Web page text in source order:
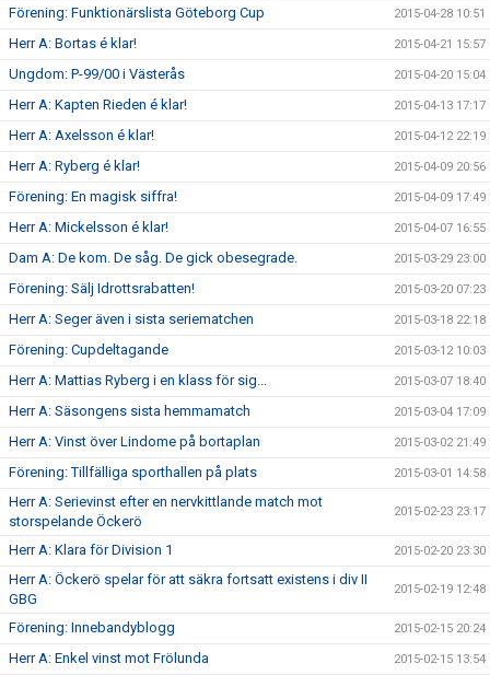
Förening: Funktionärslista Göteborg Cup 2015-04-28 10:51
Herr A: Bortas é klar! 2015-04-21 15:57
Ungdom: P-99/00 i Västerås 2015-04-20 15:04
Herr A: Kapten Rieden é klar! 2015-04-13 17:17
Herr A: Axelsson é klar! 2015-04-12 22:19
Herr A: Ryberg é klar! 2015-04-09 20:56
Förening: En magisk siffra! 2015-04-09 17:49
Herr A: Mickelsson é klar! 2015-04-07 16:55
Dam A: De kom. De såg. De gick obesegrade. 2015-03-29 23:00
Förening: Sälj Idrottsrabatten! 2015-03-20 07:23
Herr A: Seger även i sista seriematchen 2015-03-18 22:18
Förening: Cupdeltagande 2015-03-12 10:03
Herr A: Mattias Ryberg i en klass för sig... 2015-03-07 18:40
Herr A: Säsongens sista hemmamatch 2015-03-04 17:09
Herr A: Vinst över Lindome på bortaplan 2015-03-02 21:49
Förening: Tillfälliga sporthallen på plats 2015-03-01 14:58
Herr A: Serievinst efter en nervkittlande match mot
storspelande Öckerö
2015-02-23 23:17
Herr A: Klara för Division 1 2015-02-20 23:30
Herr A: Öckerö spelar för att säkra fortsatt existens i div II
GBG
2015-02-19 12:48
Förening: Innebandyblogg 2015-02-15 20:24
Herr A: Enkel vinst mot Frölunda 2015-02-15 13:54